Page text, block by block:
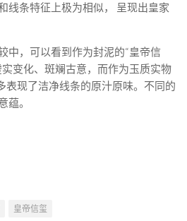
线条特征上极为相似， 呈现出皇家
中，可以看到作为封泥的“皇帝信
变化、斑斓古意，而作为玉质实物
表现了洁净线条的原汁原味。不同的
蕴。
皇帝信玺